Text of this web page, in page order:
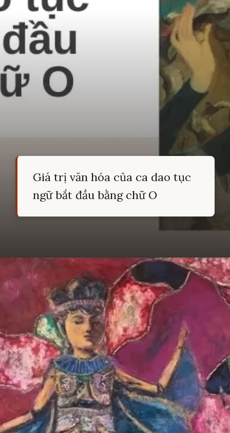
Giá trị văn hóa của ca dao tục
ngữ bắt đầu bằng chữ O
https://hocsinhgioi.vn/cau-ca-dao-tuc-ngu-bat-dau-bang-chu-o